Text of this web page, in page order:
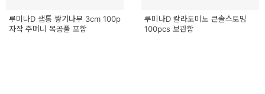
루미나D 샘통 쌓기나무 3cm 100p
자작 주머니 목공풀 포함
루미나D 칼라도미노 큰솔스토밍
100pcs 보관함